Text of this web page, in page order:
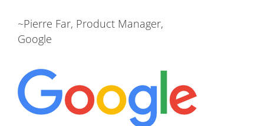
~Pierre Far, Product Manager,
Google